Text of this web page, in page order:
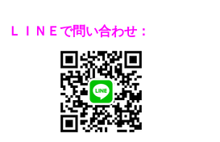
ＬＩＮＥで問い合わせ：